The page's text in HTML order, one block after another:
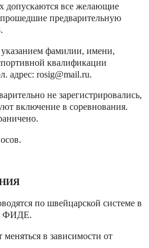
допускаются все желающие
предварительную
фамилии, имени,
квалификации
адрес: rosig@mail.ru.
не зарегистрировались,
включение в соревнования.
по швейцарской системе в
ФИДЕ.
в зависимости от